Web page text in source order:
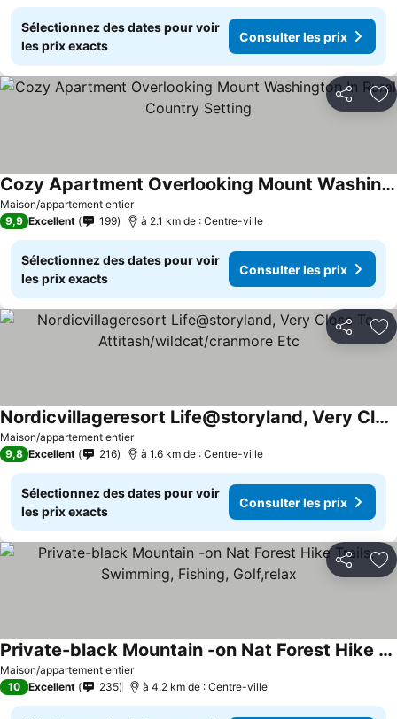
Sélectionnez des dates pour voir
les prix exacts
Consulter les prix
Partager
Maison/appartement entier
Cozy Apartment Overlooking Mount Washington In Rural Country Setting
9,9 Excellent 199 à 2.1 km de : Centre-ville
Sélectionnez des dates pour voir
les prix exacts
Consulter les prix
Partager
Maison/appartement entier
Nordicvillageresort Life@storyland, Very Close To Attitash/wildcat/cranmore Etc
9,8 Excellent 216 à 1.6 km de : Centre-ville
Sélectionnez des dates pour voir
les prix exacts
Consulter les prix
Partager
Maison/appartement entier
Private-black Mountain -on Nat Forest Hike Trails, Swimming, Fishing, Golf,relax
10 Excellent 235 à 4.2 km de : Centre-ville